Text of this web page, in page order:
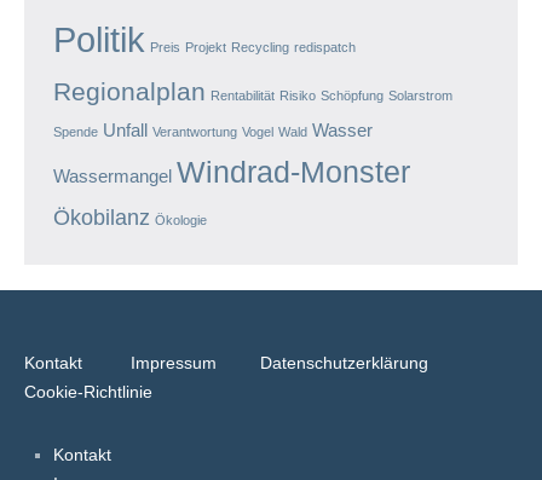
Politik Preis Projekt Recycling redispatch
Regionalplan Rentabilität Risiko Schöpfung Solarstrom
Spende Unfall Verantwortung Vogel Wald Wasser
Wassermangel Windrad-Monster
Ökobilanz Ökologie
Kontakt Impressum
Datenschutzerklärung
Cookie-Richtlinie
Kontakt